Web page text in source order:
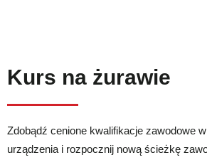
Kurs na żurawie
Zdobądź cenione kwalifikacje zawodowe
urządzenia i rozpocznij nową ścieżkę